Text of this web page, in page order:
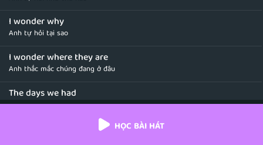
I wonder why
Anh tự hỏi tại sao
I wonder where they are
Anh thắc mắc chúng đang ở đâu
The days we had
Những tháng ngày hai ta đã có
The songs we sang togetherHỌC BÀI HÁT